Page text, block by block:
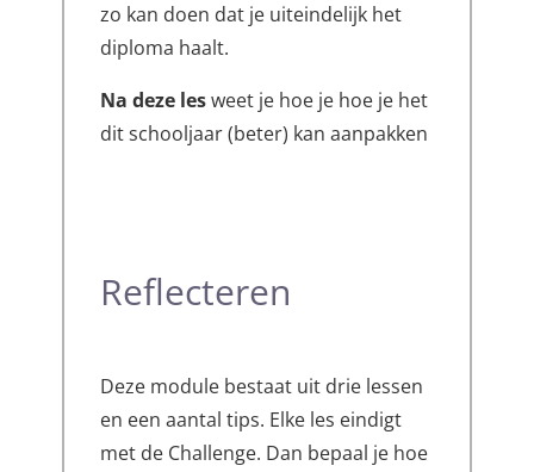
zo kan doen dat je uiteindelijk het
diploma haalt.
Na deze lesweet je hoe je hoe je het
dit schooljaar (beter) kan aanpakken
Reflecteren
Deze module bestaat uit drie lessen
en een aantal tips. Elke les eindigt
met de Challenge. Dan bepaal je hoe